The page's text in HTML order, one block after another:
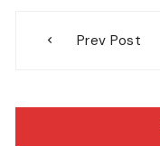
gezinmesi
Prev Post